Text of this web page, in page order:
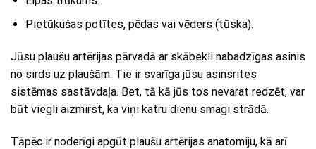
Pietūkušas potītes, pēdas vai vēders (tūska).
Jūsu plaušu artērijas pārvadā ar skābekli nabadzīgas asinis
no sirds uz plaušām. Tie ir svarīga jūsu asinsrites
sistēmas sastāvdaļa. Bet, tā kā jūs tos nevarat redzēt, var
būt viegli aizmirst, ka viņi katru dienu smagi strādā.
Tāpēc ir noderīgi apgūt plaušu artērijas anatomiju, kā arī